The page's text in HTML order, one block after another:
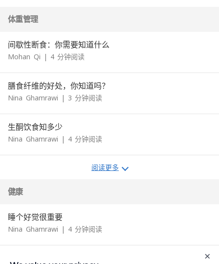
体重管理
间歇性断食：你需要知道什么
Mohan Qi | 4 分钟阅读
膳食纤维的好处，你知道吗？
Nina Ghamrawi | 3 分钟阅读
生酮饮食知多少
Nina Ghamrawi | 4 分钟阅读
阅读更多
健康
睡个好觉很重要
Nina Ghamrawi | 4 分钟阅读
×